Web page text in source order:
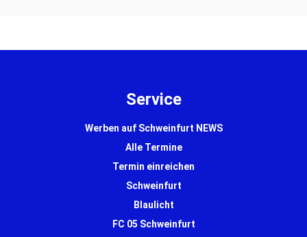
Service
Werben auf Schweinfurt NEWS
Alle Termine
Termin einreichen
Schweinfurt
Blaulicht
FC 05 Schweinfurt